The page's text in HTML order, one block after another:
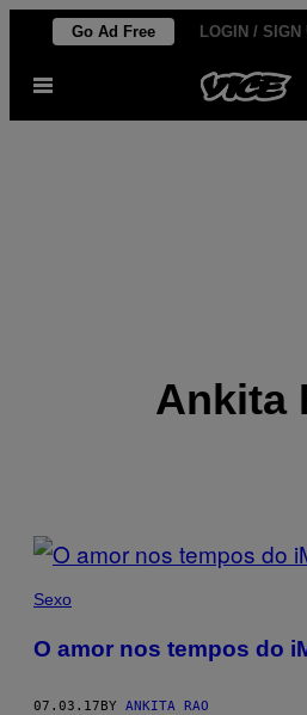
Skip
content
Go Ad Free LOGIN / SIGN
Open
Ankita
POSTS
BY
THIS
Sexo
O amor nos tempos do
07.03.17BY ANKITA RAO